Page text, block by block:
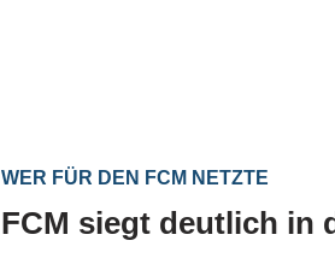
WER FÜR DEN FCM NETZTE
FCM siegt deutlich in